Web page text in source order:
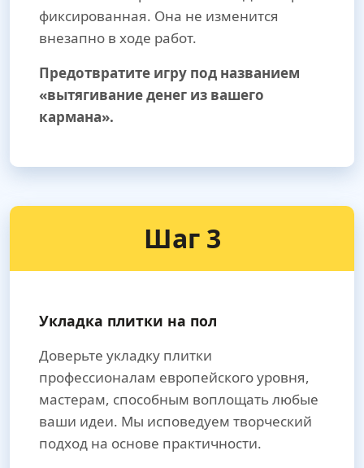
фиксированная. Она не изменится
внезапно в ходе работ.
Предотвратите игру под названием
«вытягивание денег из вашего
кармана».
Шаг 3
Укладка плитки на пол
Доверьте укладку плитки
профессионалам европейского уровня,
мастерам, способным воплощать любые
ваши идеи. Мы исповедуем творческий
подход на основе практичности.